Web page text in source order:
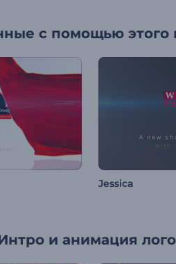
с помощью этого
Jessica
и анимация лого